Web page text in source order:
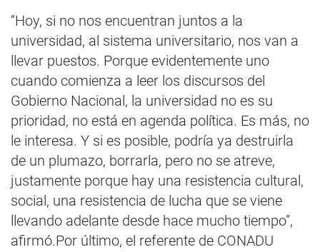
“Hoy, si no nos encuentran juntos a la
universidad, al sistema universitario, nos van a
llevar puestos. Porque evidentemente uno
cuando comienza a leer los discursos del
Gobierno Nacional, la universidad no es su
prioridad, no está en agenda política. Es más, no
le interesa. Y si es posible, podría ya destruirla
de un plumazo, borrarla, pero no se atreve,
justamente porque hay una resistencia cultural,
social, una resistencia de lucha que se viene
llevando adelante desde hace mucho tiempo”,
afirmó.Por último, el referente de CONADU